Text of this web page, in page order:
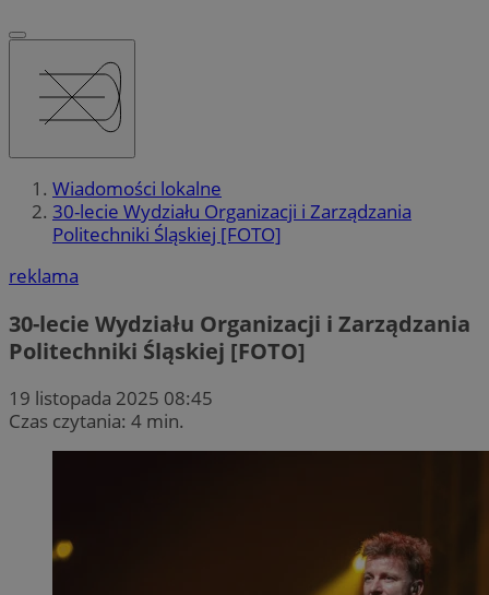
Wiadomości lokalne
30-lecie Wydziału Organizacji i Zarządzania
Politechniki Śląskiej [FOTO]
reklama
30-lecie Wydziału Organizacji i Zarządzania
Politechniki Śląskiej [FOTO]
19 listopada 2025 08:45
Czas czytania: 4 min.